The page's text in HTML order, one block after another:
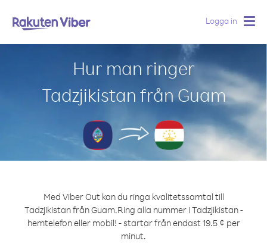
Logga in
Hur man ringer
Tadzjikistan från Guam
Med Viber Out kan du ringa kvalitetssamtal till
Tadzjikistan från Guam.Ring alla nummer i Tadzjikistan -
hemtelefon eller mobil! - startar från endast 19.5 ¢ per
minut.